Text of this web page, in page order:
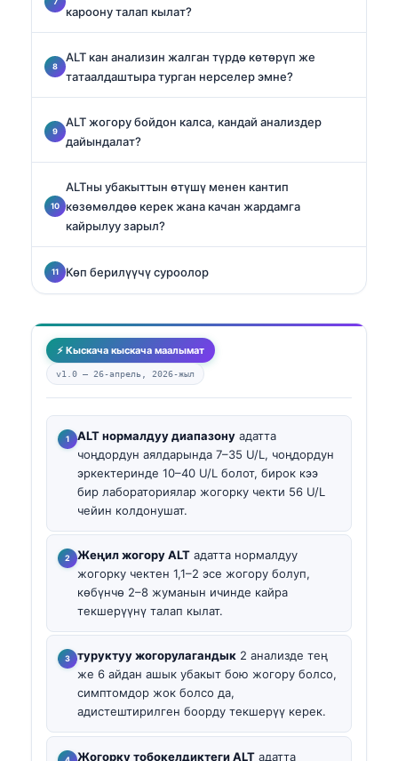
кароону талап кылат?
ALT кан анализин жалган түрдө көтөрүп же
татаалдаштыра турган нерселер эмне?
ALT жогору бойдон калса, кандай анализдер
дайындалат?
ALTны убакыттын өтүшү менен кантип
көзөмөлдөө керек жана качан жардамга
кайрылуу зарыл?
Көп берилүүчү суроолор
⚡ Кыскача кыскача маалымат
v1.0 — 26-апрель, 2026-жыл
ALT нормалдуу диапазону адатта
чоңдордун аялдарында 7–35 U/L, чоңдордун
эркектеринде 10–40 U/L болот, бирок кээ
бир лабораториялар жогорку чекти 56 U/L
чейин колдонушат.
Жеңил жогору ALT адатта нормалдуу
жогорку чектен 1,1–2 эсе жогору болуп,
көбүнчө 2–8 жуманын ичинде кайра
текшерүүнү талап кылат.
туруктуу жогорулагандык 2 анализде тең
же 6 айдан ашык убакыт бою жогору болсо,
симптомдор жок болсо да,
адистештирилген боорду текшерүү керек.
Жогорку тобокелдиктеги ALT адатта